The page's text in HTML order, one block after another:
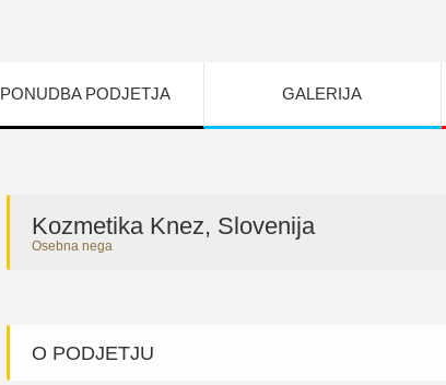
PONUDBA PODJETJA GALERIJA
Kozmetika Knez, Slovenija
Osebna nega
O PODJETJU